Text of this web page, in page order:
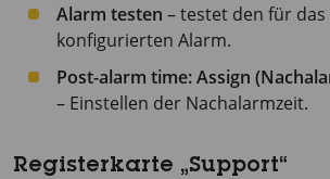
Alarm testen – testet den für
konfigurierten Alarm.
Post-alarm time: Assign
– Einstellen der Nachalarmzeit.
Registerkarte „Support“